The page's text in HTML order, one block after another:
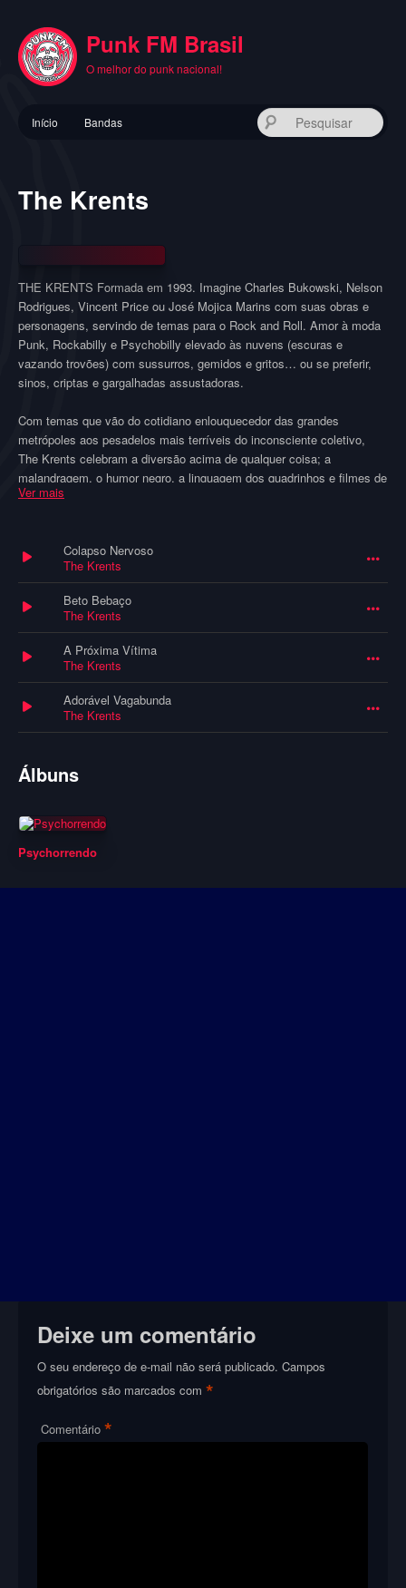
conteúdo
principal
Punk FM Brasil
O melhor do punk nacional!
principal
Início Bandas
The Krents
THE KRENTS Formada em 1993. Imagine Charles Bukowski, Nelson
Rodrigues, Vincent Price ou José Mojica Marins com suas obras e
personagens, servindo de temas para o Rock and Roll. Amor à moda
Punk, Rockabilly e Psychobilly elevado às nuvens (escuras e
vazando trovões) com sussurros, gemidos e gritos… ou se preferir,
sinos, criptas e gargalhadas assustadoras.
Com temas que vão do cotidiano enlouquecedor das grandes
metrópoles aos pesadelos mais terríveis do inconsciente coletivo,
The Krents celebram a diversão acima de qualquer coisa; a
malandragem, o humor negro, a linguagem dos quadrinhos e filmes de
horror, sacanagens e exageros, tudo isso traduzido num vocabulário
Fica o convite: Venha participar do próximo culto dos Krents !
Diversão garantida.
Ver mais
Colapso Nervoso
The Krents
Beto Bebaço
The Krents
A Próxima Vítima
The Krents
Adorável Vagabunda
The Krents
Álbuns
Psychorrendo
Deixe um comentário
O seu endereço de e-mail não será publicado. Campos
obrigatórios são marcados com*
Comentário *